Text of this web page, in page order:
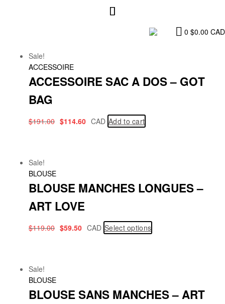
0 $0.00 CAD
Sale!
ACCESSOIRE
ACCESSOIRE SAC A DOS – GOT
BAG
$191.00 $114.60 CAD Add to cart
Sale!
BLOUSE
BLOUSE MANCHES LONGUES –
ART LOVE
$119.00 $59.50 CAD Select options
Sale!
BLOUSE
BLOUSE SANS MANCHES – ART